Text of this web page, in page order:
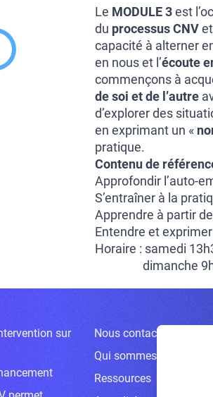
Le MODULE 3est
du processus CNV
capacité à alterner
en nous et l’écoute
commençons à
de soi et de l’autre
d’explorer des
en exprimant un «
pratique.
Contenu de
Approfondir l’auto-
S’entraîner à la
Apprendre à partir
Entendre et exprimer
Horaire : samedi
dimanche 9h-
sur
Nous contacter
Qui sommes-nous ?
Ressources